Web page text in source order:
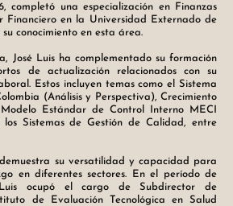
completó una especialización en Finanzas
Financiero en la Universidad Externado de
conocimiento en esta área.
José Luis ha complementado su formación
de actualización relacionados con su
Estos incluyen temas como el Sistema
(Análisis y Perspectiva), Crecimiento
Estándar de Control Interno MECI
los Sistemas de Gestión de Calidad, entre
su versatilidad y capacidad para
en diferentes sectores. En el período de
ocupó el cargo de Subdirector de
de Evaluación Tecnológica en Salud